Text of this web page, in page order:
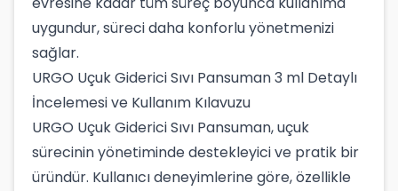
uygundur, süreci daha konforlu yönetmenizi
sağlar.
URGO Uçuk Giderici Sıvı Pansuman 3 ml Detaylı
İncelemesi ve Kullanım Kılavuzu
URGO Uçuk Giderici Sıvı Pansuman, uçuk
sürecinin yönetiminde destekleyici ve pratik bir
üründür. Kullanıcı deneyimlerine göre, özellikle